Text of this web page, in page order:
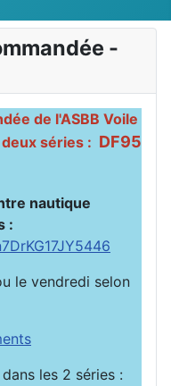
-
de l'ASBB Voile
séries : DF95
nautique
:
le vendredi selon
les 2 séries :